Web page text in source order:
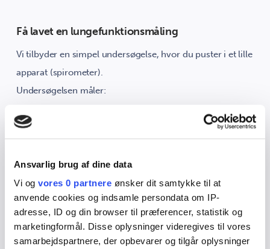
Ansvarlig brug af dine data
Vi og vores 0 partnere ønsker dit samtykke til at
anvende cookies og indsamle persondata om IP-
adresse, ID og din browser til præferencer, statistik og
marketingformål. Disse oplysninger videregives til vores
samarbejdspartnere, der opbevarer og tilgår oplysninger
Få lavet en lungefunktionsmåling
Vi tilbyder en simpel undersøgelse, hvor du puster i et lille
apparat (spirometer).
Undersøgelsen måler:
Hvor meget luft du kan puste ud
Hvor hurtigt du kan puste luften ud
Tidsbestilling
Du kan bestille tid:
23. september kl. 8.30-15.10 - sidste ledige tid denne